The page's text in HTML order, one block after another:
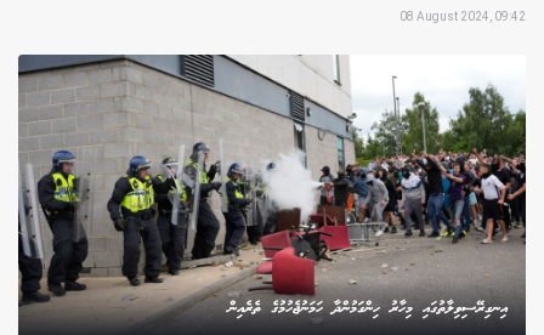
08 August 2024, 09:42
އިނގިރޭސިވިލާތުގައި މިހާރު ހިންގަމުންދާ ހަމަނުޖެހުމުގެ ތެރެއިން